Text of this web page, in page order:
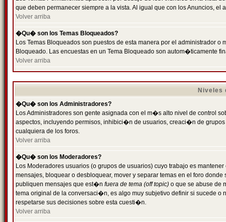
que deben permanecer siempre a la vista. Al igual que con los Anuncios,
Volver arriba
�Qu� son los Temas Bloqueados?
Los Temas Bloqueados son puestos de esta manera por el administrador
Bloqueado. Las encuestas en un Tema Bloqueado son autom�ticamente
Volver arriba
Niveles
�Qu� son los Administradores?
Los Administradores son gente asignada con el m�s alto nivel de control
aspectos, incluyendo permisos, inhibici�n de usuarios, creaci�n de
cualquiera de los foros.
Volver arriba
�Qu� son los Moderadores?
Los Moderadores usuarios (o grupos de usuarios) cuyo trabajo es
mensajes, bloquear o desbloquear, mover y separar temas en el foro
publiquen mensajes que est�n fuera de tema (off topic) o que se abuse de
tema original de la conversaci�n, es algo muy subjetivo definir si sucede
respetarse sus decisiones sobre esta cuesti�n.
Volver arriba